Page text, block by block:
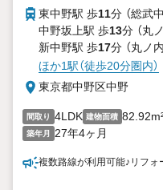
東中野駅 歩11分 （総武
中野坂上駅 歩13分 （丸
新中野駅 歩17分 （丸ノ内
ほか1駅（徒歩20分圏内）
東京都中野区中野
間取り 4LDK 建物面積
築年月 27年4ヶ月
複数路線が利用可能♪リフォ